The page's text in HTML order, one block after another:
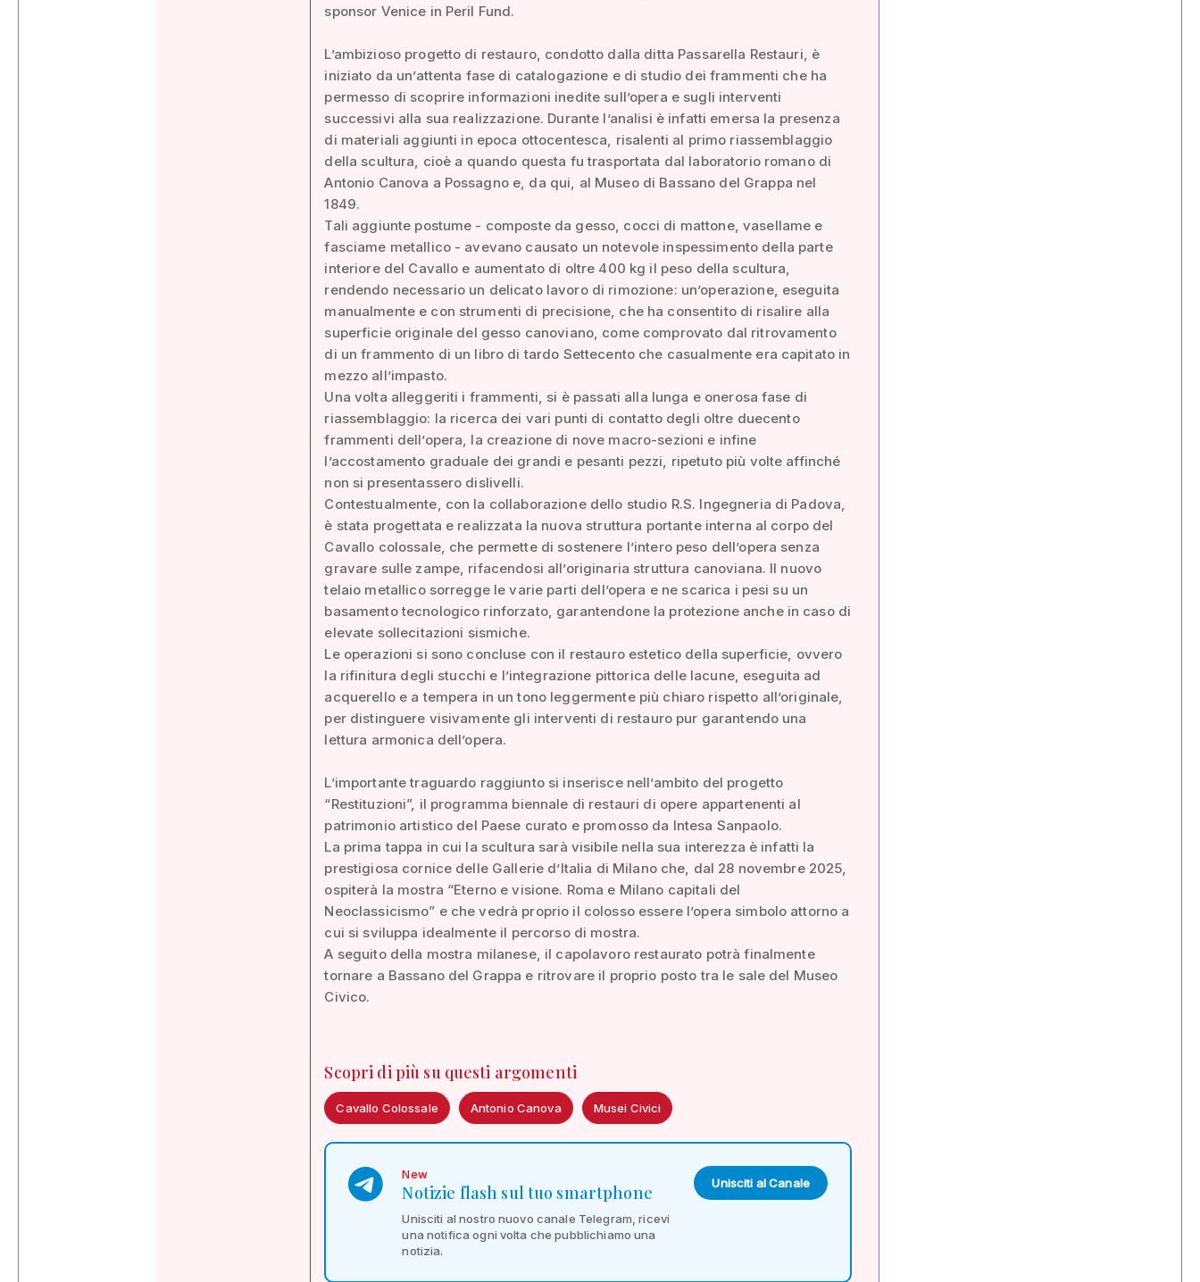
sponsor Venice in Peril Fund.
L’ambizioso progetto di restauro, condotto dalla ditta Passarella Restauri, è
iniziato da un’attenta fase di catalogazione e di studio dei frammenti che ha
permesso di scoprire informazioni inedite sull’opera e sugli interventi
successivi alla sua realizzazione. Durante l’analisi è infatti emersa la presenza
di materiali aggiunti in epoca ottocentesca, risalenti al primo riassemblaggio
della scultura, cioè a quando questa fu trasportata dal laboratorio romano di
Antonio Canova a Possagno e, da qui, al Museo di Bassano del Grappa nel
1849.
Tali aggiunte postume - composte da gesso, cocci di mattone, vasellame e
fasciame metallico - avevano causato un notevole inspessimento della parte
interiore del Cavallo e aumentato di oltre 400 kg il peso della scultura,
rendendo necessario un delicato lavoro di rimozione: un’operazione, eseguita
manualmente e con strumenti di precisione, che ha consentito di risalire alla
superficie originale del gesso canoviano, come comprovato dal ritrovamento
di un frammento di un libro di tardo Settecento che casualmente era capitato in
mezzo all’impasto.
Una volta alleggeriti i frammenti, si è passati alla lunga e onerosa fase di
riassemblaggio: la ricerca dei vari punti di contatto degli oltre duecento
frammenti dell’opera, la creazione di nove macro-sezioni e infine
l’accostamento graduale dei grandi e pesanti pezzi, ripetuto più volte affinché
non si presentassero dislivelli.
Contestualmente, con la collaborazione dello studio R.S. Ingegneria di Padova,
è stata progettata e realizzata la nuova struttura portante interna al corpo del
Cavallo colossale, che permette di sostenere l’intero peso dell’opera senza
gravare sulle zampe, rifacendosi all’originaria struttura canoviana. Il nuovo
telaio metallico sorregge le varie parti dell’opera e ne scarica i pesi su un
basamento tecnologico rinforzato, garantendone la protezione anche in caso di
elevate sollecitazioni sismiche.
Le operazioni si sono concluse con il restauro estetico della superficie, ovvero
la rifinitura degli stucchi e l’integrazione pittorica delle lacune, eseguita ad
acquerello e a tempera in un tono leggermente più chiaro rispetto all’originale,
per distinguere visivamente gli interventi di restauro pur garantendo una
lettura armonica dell’opera.
L’importante traguardo raggiunto si inserisce nell’ambito del progetto
“Restituzioni”, il programma biennale di restauri di opere appartenenti al
patrimonio artistico del Paese curato e promosso da Intesa Sanpaolo.
La prima tappa in cui la scultura sarà visibile nella sua interezza è infatti la
prestigiosa cornice delle Gallerie d’Italia di Milano che, dal 28 novembre 2025,
ospiterà la mostra “Eterno e visione. Roma e Milano capitali del
Neoclassicismo” e che vedrà proprio il colosso essere l’opera simbolo attorno a
cui si sviluppa idealmente il percorso di mostra.
A seguito della mostra milanese, il capolavoro restaurato potrà finalmente
tornare a Bassano del Grappa e ritrovare il proprio posto tra le sale del Museo
Civico.
Scopri di più su questi argomenti
Cavallo Colossale Antonio Canova Musei Civici
New
Notizie flash sul tuo smartphone
Unisciti al nostro nuovo canale Telegram, ricevi
una notifica ogni volta che pubblichiamo una
notizia.
Unisciti al Canale